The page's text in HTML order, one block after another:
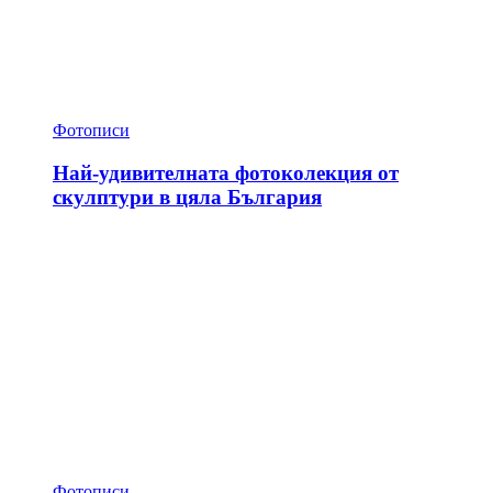
Фотописи
Най-удивителната фотоколекция от
скулптури в цяла България